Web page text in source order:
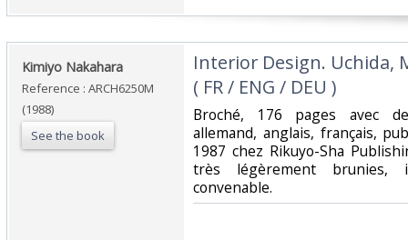
‎Kimiyo Nakahara‎
Reference : ARCH6250M
(1988)
See the book
‎Interior Design. Uchida,
( FR / ENG / DEU )‎
‎Broché, 176 pages avec
allemand, anglais, français,
1987 chez Rikuyo-Sha
très légèrement brunies,
convenable.‎